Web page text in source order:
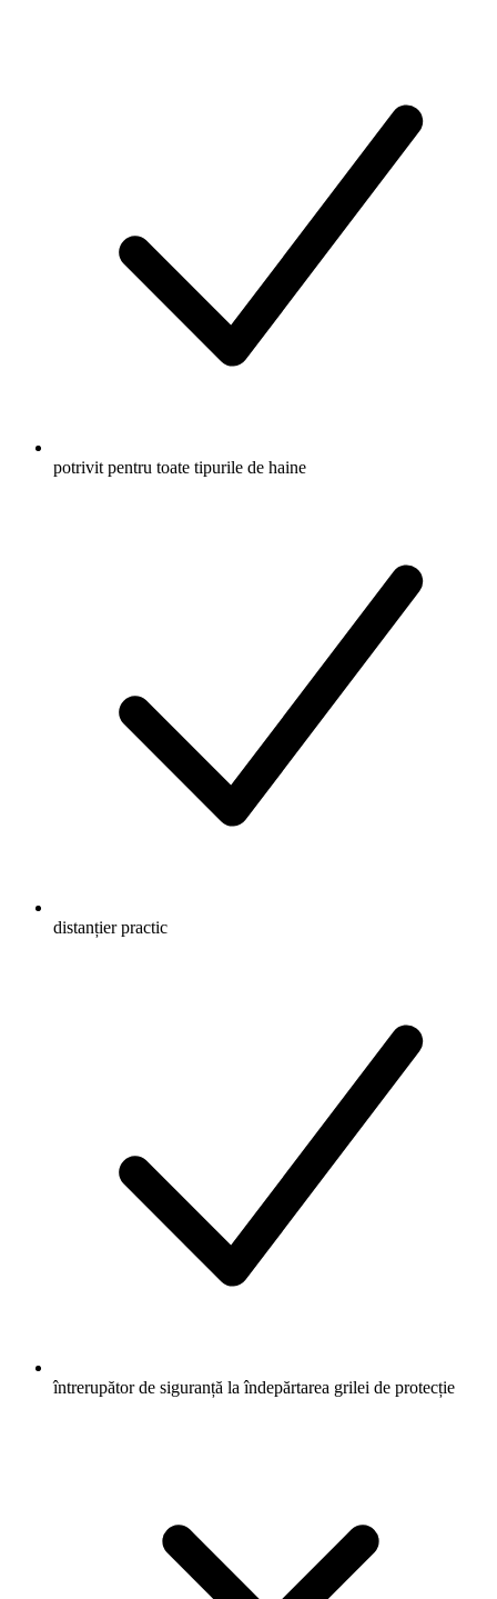
potrivit pentru toate tipurile de haine
distanțier practic
întrerupător de siguranță la îndepărtarea grilei de protecție